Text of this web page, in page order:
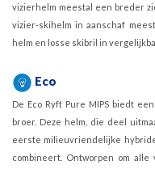
vizierhelm meestal een breder
vizier-skihelm in aanschaf
helm en losse skibril in
Eco
De Eco Ryft Pure MIPS biedt
broer. Deze helm, die deel
eerste milieuvriendelijke
combineert. Ontworpen om